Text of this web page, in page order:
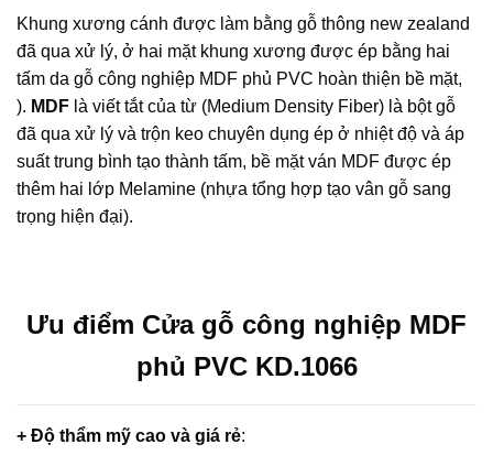
Khung xương cánh được làm bằng gỗ thông new zealand
đã qua xử lý, ở hai mặt khung xương được ép bằng hai
tấm da gỗ công nghiệp MDF phủ PVC hoàn thiện bề mặt,
). MDF là viết tắt của từ (Medium Density Fiber) là bột gỗ
đã qua xử lý và trộn keo chuyên dụng ép ở nhiệt độ và áp
suất trung bình tạo thành tấm, bề mặt ván MDF được ép
thêm hai lớp Melamine (nhựa tổng hợp tạo vân gỗ sang
trọng hiện đại).
Ưu điểm Cửa gỗ công nghiệp MDF
phủ PVC KD.1066
+ Độ thẩm mỹ cao và giá rẻ: